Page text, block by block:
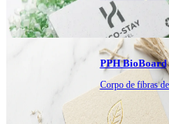
PPH BioBoard
Corpo de fibras